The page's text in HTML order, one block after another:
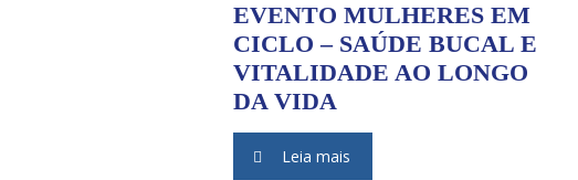
EVENTO MULHERES EM
CICLO – SAÚDE BUCAL E
VITALIDADE AO LONGO
DA VIDA
Leia mais